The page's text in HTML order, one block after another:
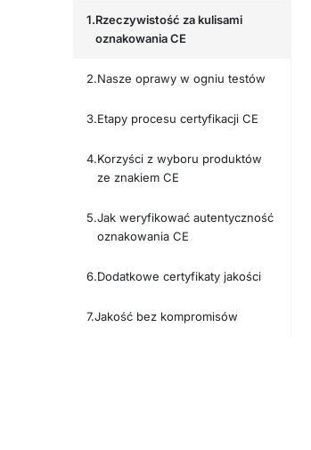
Rzeczywistość za kulisami
oznakowania CE
Nasze oprawy w ogniu testów
Etapy procesu certyfikacji CE
Korzyści z wyboru produktów
ze znakiem CE
Jak weryfikować autentyczność
oznakowania CE
Dodatkowe certyfikaty jakości
Jakość bez kompromisów